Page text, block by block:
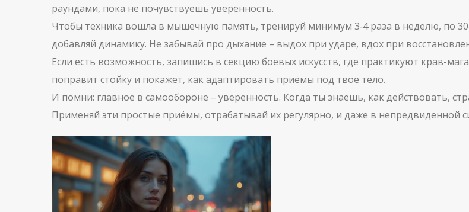
раундами, пока не почувствуешь уверенность.
Чтобы техника вошла в мышечную память, тренируй минимум 3‑4 раза в неделю, по
добавляй динамику. Не забывай про дыхание – выдох при ударе, вдох при
Если есть возможность, запишись в секцию боевых искусств, где практикуют крав-
поправит стойку и покажет, как адаптировать приёмы под твоё тело.
И помни: главное в самообороне – уверенность. Когда ты знаешь, как действовать,
Применяй эти простые приёмы, отрабатывай их регулярно, и даже в непредвиденной